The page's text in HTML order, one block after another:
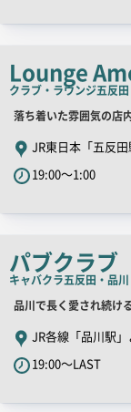
コ
ピ
ー
Lounge
クラブ・ラウンジ五反
店
舗
PR
キ
コ
ピ
ー
落ち着いた雰囲気の店
JR東日本「五反
19:00～1:00
パブクラブ
キャバクラ五反田・品川
店
舗
PR
キ
品川で長く愛され続け
JR各線「品川駅
19:00～LAST